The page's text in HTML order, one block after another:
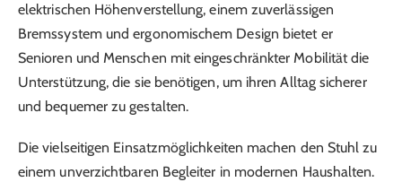
elektrischen Höhenverstellung, einem zuverlässigen
Bremssystem und ergonomischem Design bietet er
Senioren und Menschen mit eingeschränkter Mobilität die
Unterstützung, die sie benötigen, um ihren Alltag sicherer
und bequemer zu gestalten.
Die vielseitigen Einsatzmöglichkeiten machen den Stuhl zu
einem unverzichtbaren Begleiter in modernen Haushalten.